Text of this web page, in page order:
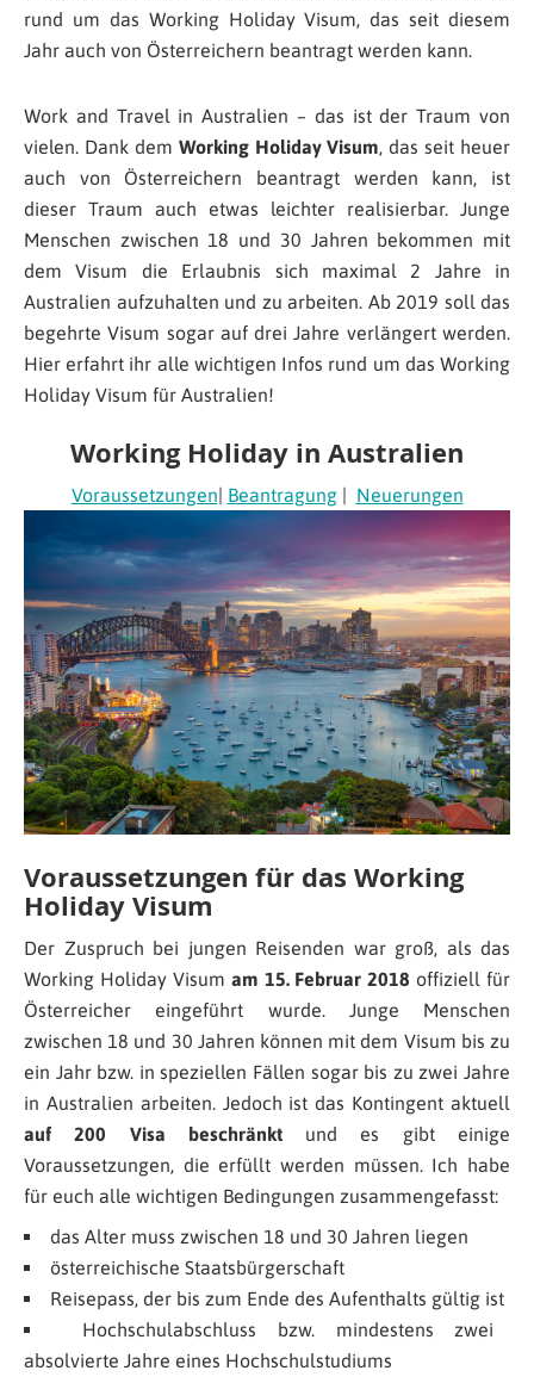
rund um das Working Holiday Visum, das seit diesem
Jahr auch von Österreichern beantragt werden kann.
Work and Travel in Australien – das ist der Traum von
vielen. Dank dem Working Holiday Visum, das seit heuer
auch von Österreichern beantragt werden kann, ist
dieser Traum auch etwas leichter realisierbar. Junge
Menschen zwischen 18 und 30 Jahren bekommen mit
dem Visum die Erlaubnis sich maximal 2 Jahre in
Australien aufzuhalten und zu arbeiten. Ab 2019 soll das
begehrte Visum sogar auf drei Jahre verlängert werden.
Hier erfahrt ihr alle wichtigen Infos rund um das Working
Holiday Visum für Australien!
Working Holiday in Australien
Voraussetzungen| Beantragung| Neuerungen
Voraussetzungen für das Working
Holiday Visum
Der Zuspruch bei jungen Reisenden war groß, als das
Working Holiday Visum am 15. Februar 2018 offiziell für
Österreicher eingeführt wurde. Junge Menschen
zwischen 18 und 30 Jahren können mit dem Visum bis zu
ein Jahr bzw. in speziellen Fällen sogar bis zu zwei Jahre
in Australien arbeiten. Jedoch ist das Kontingent aktuell
auf 200 Visa beschränktund es gibt einige
Voraussetzungen, die erfüllt werden müssen. Ich habe
für euch alle wichtigen Bedingungen zusammengefasst:
das Alter muss zwischen 18 und 30 Jahren liegen
österreichische Staatsbürgerschaft
Reisepass, der bis zum Ende des Aufenthalts gültig ist
Hochschulabschluss bzw. mindestens zwei
absolvierte Jahre eines Hochschulstudiums